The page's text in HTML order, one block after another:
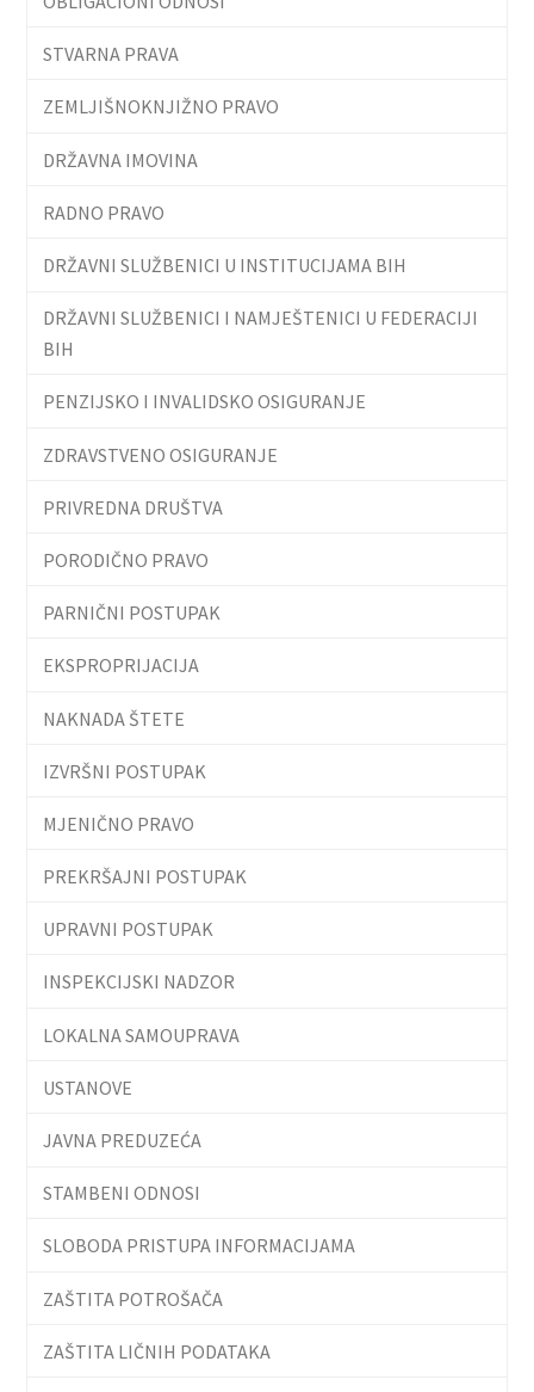
STVARNA PRAVA
ZEMLJIŠNOKNJIŽNO PRAVO
DRŽAVNA IMOVINA
RADNO PRAVO
DRŽAVNI SLUŽBENICI U INSTITUCIJAMA BIH
DRŽAVNI SLUŽBENICI I NAMJEŠTENICI U FEDERACIJI
BIH
PENZIJSKO I INVALIDSKO OSIGURANJE
ZDRAVSTVENO OSIGURANJE
PRIVREDNA DRUŠTVA
PORODIČNO PRAVO
PARNIČNI POSTUPAK
EKSPROPRIJACIJA
NAKNADA ŠTETE
IZVRŠNI POSTUPAK
MJENIČNO PRAVO
PREKRŠAJNI POSTUPAK
UPRAVNI POSTUPAK
INSPEKCIJSKI NADZOR
LOKALNA SAMOUPRAVA
USTANOVE
JAVNA PREDUZEĆA
STAMBENI ODNOSI
SLOBODA PRISTUPA INFORMACIJAMA
ZAŠTITA POTROŠAČA
ZAŠTITA LIČNIH PODATAKA